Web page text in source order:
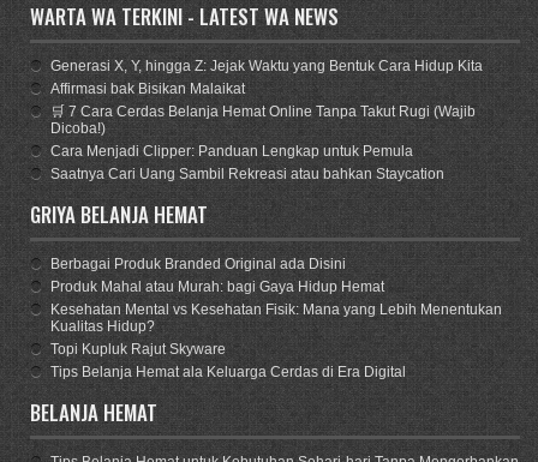
WARTA WA TERKINI - LATEST WA NEWS
Generasi X, Y, hingga Z: Jejak Waktu yang Bentuk Cara Hidup Kita
Affirmasi bak Bisikan Malaikat
🛒 7 Cara Cerdas Belanja Hemat Online Tanpa Takut Rugi (Wajib
Dicoba!)
Cara Menjadi Clipper: Panduan Lengkap untuk Pemula
Saatnya Cari Uang Sambil Rekreasi atau bahkan Staycation
GRIYA BELANJA HEMAT
Berbagai Produk Branded Original ada Disini
Produk Mahal atau Murah: bagi Gaya Hidup Hemat
Kesehatan Mental vs Kesehatan Fisik: Mana yang Lebih Menentukan
Kualitas Hidup?
Topi Kupluk Rajut Skyware
Tips Belanja Hemat ala Keluarga Cerdas di Era Digital
BELANJA HEMAT